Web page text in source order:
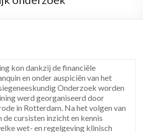
kon dankzij de financiële
en onder auspiciën van het
Onderzoek worden
werd georganiseerd door
in Rotterdam. Na het volgen van
cursisten inzicht en kennis
wet- en regelgeving klinisch